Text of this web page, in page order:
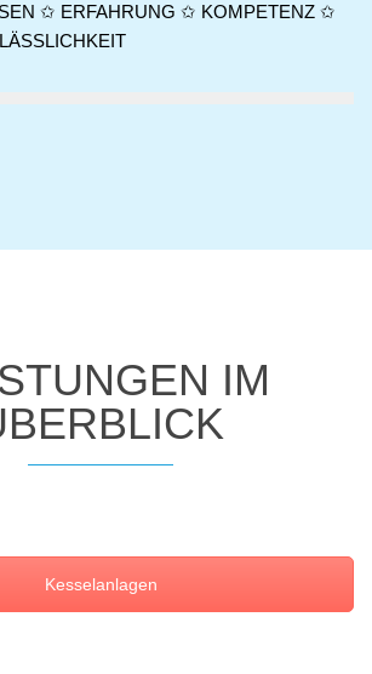
✩ ERFAHRUNG ✩ KOMPETENZ ✩
IM
Kesselanlagen